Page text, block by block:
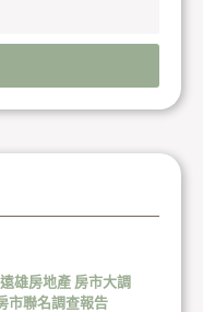
雄房地產 房市大調
市聯名調查報告